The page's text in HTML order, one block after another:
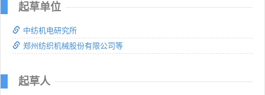
起草单位
中纺机电研究所
郑州纺织机械股份有限公司等
起草人